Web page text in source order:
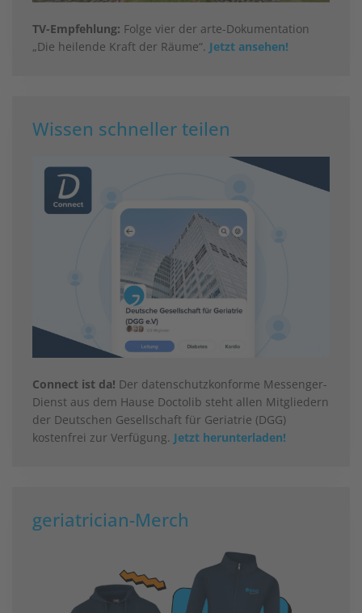
TV-Empfehlung: Folge vier der arte-Dokumentation
„Die heilende Kraft der Räume“. Jetzt ansehen!
Wissen schneller teilen
Connect ist da! Der datenschutzkonforme Messenger-
Dienst aus dem Hause Doctolib steht allen Mitgliedern
der Deutschen Gesellschaft für Geriatrie (DGG)
kostenfrei zur Verfügung. Jetzt herunterladen!
geriatrician-Merch